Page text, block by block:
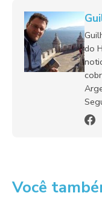
do
Você